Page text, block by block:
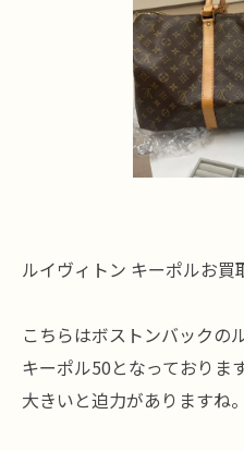
ルイヴィトン キーポルお買
こちらはボストンバックの
キーポル50となっておりま
大きいと迫力がありますね。